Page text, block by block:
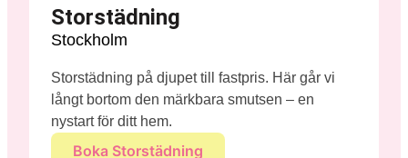
Storstädning
Stockholm
Storstädning på djupet till fastpris. Här går vi
långt bortom den märkbara smutsen – en
nystart för ditt hem.
Boka Storstädning